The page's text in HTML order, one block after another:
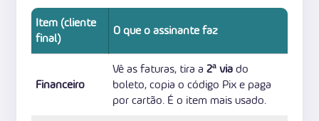
Item (cliente
final)
O que o assinante faz
Financeiro
Vê as faturas, tira a 2ª viado
boleto, copia o código Pix e paga
por cartão. É o item mais usado.